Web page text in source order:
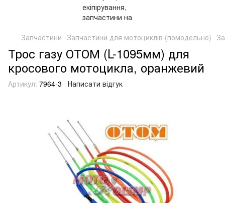
Запчастини Запчастини для мотоциклів (помодельно)
Трос газу ОТОМ (L-1095мм) для
кросового мотоцикла, оранжевий
Артикул: 7964-3 Написати відгук